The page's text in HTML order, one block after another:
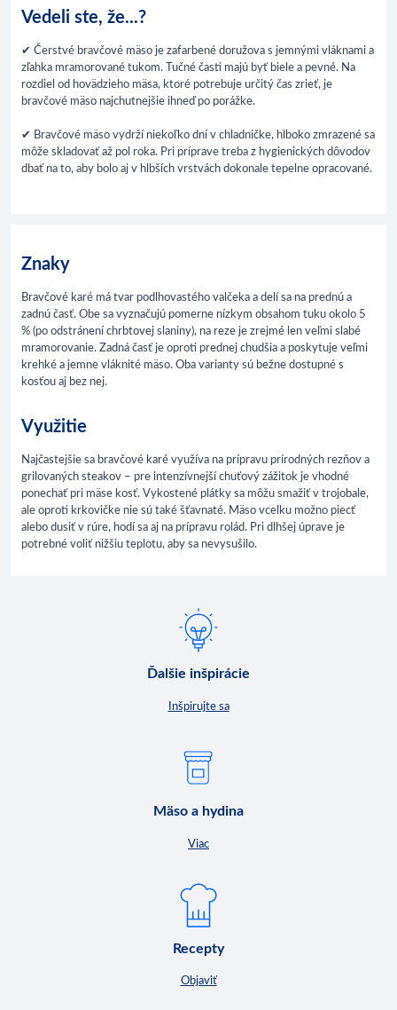
Vedeli ste, že...?
✔ Čerstvé bravčové mäso je zafarbené doružova s jemnými vláknami a
zľahka mramorované tukom. Tučné časti majú byť biele a pevné. Na
rozdiel od hovädzieho mäsa, ktoré potrebuje určitý čas zrieť, je
bravčové mäso najchutnejšie ihneď po porážke.
✔ Bravčové mäso vydrží niekoľko dní v chladničke, hlboko zmrazené sa
môže skladovať až pol roka. Pri príprave treba z hygienických dôvodov
dbať na to, aby bolo aj v hlbších vrstvách dokonale tepelne opracované.
Znaky
Bravčové karé má tvar podlhovastého valčeka a delí sa na prednú a
zadnú časť. Obe sa vyznačujú pomerne nízkym obsahom tuku okolo 5
% (po odstránení chrbtovej slaniny), na reze je zrejmé len veľmi slabé
mramorovanie. Zadná časť je oproti prednej chudšia a poskytuje veľmi
krehké a jemne vláknité mäso. Oba varianty sú bežne dostupné s
kosťou aj bez nej.
Využitie
Najčastejšie sa bravčové karé využíva na prípravu prírodných rezňov a
grilovaných steakov – pre intenzívnejší chuťový zážitok je vhodné
ponechať pri mäse kosť. Vykostené plátky sa môžu smažiť v trojobale,
ale oproti krkovičke nie sú také šťavnaté. Mäso vcelku možno piecť
alebo dusiť v rúre, hodí sa aj na prípravu rolád. Pri dlhšej úprave je
potrebné voliť nižšiu teplotu, aby sa nevysušilo.
Ďalšie inšpirácie
Inšpirujte sa
Mäso a hydina
Viac
Recepty
Objaviť